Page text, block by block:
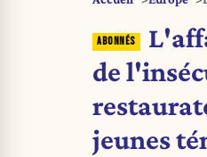
de
jeunes